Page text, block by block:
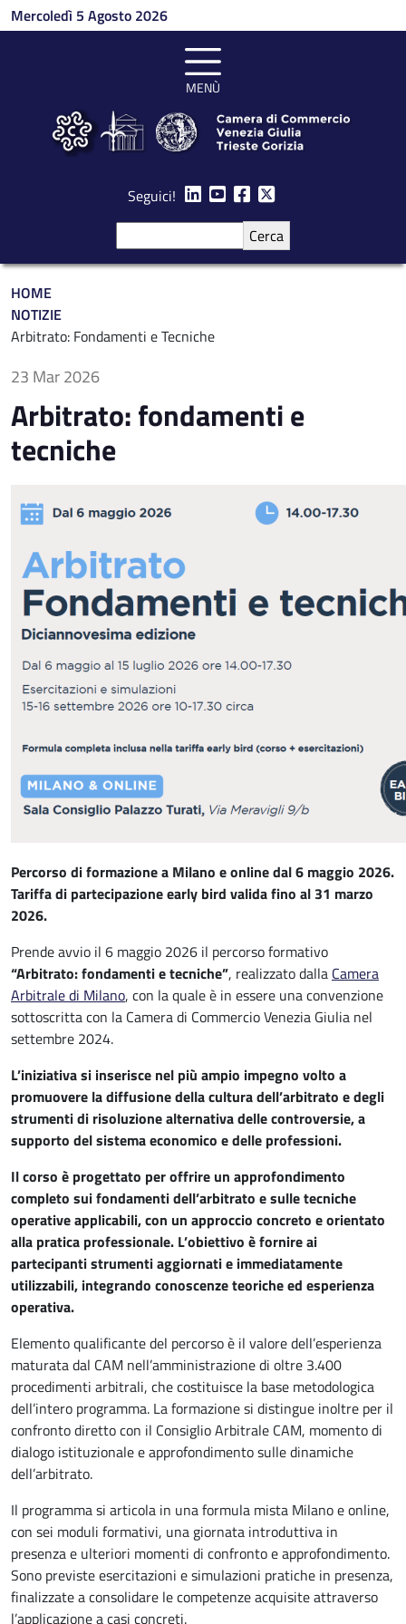
Salta al contenuto principale
Mercoledì 5 Agosto 2026
MENÙ
Seguici!
Briciole di pane
HOME
NOTIZIE
Arbitrato: Fondamenti e Tecniche
23 Mar 2026
Arbitrato: fondamenti e
tecniche
Percorso di formazione a Milano e online dal 6 maggio 2026.
Tariffa di partecipazione early bird valida fino al 31 marzo
2026.
Prende avvio il 6 maggio 2026 il percorso formativo
“Arbitrato: fondamenti e tecniche”, realizzato dalla Camera
Arbitrale di Milano, con la quale è in essere una convenzione
sottoscritta con la Camera di Commercio Venezia Giulia nel
settembre 2024.
L’iniziativa si inserisce nel più ampio impegno volto a
promuovere la diffusione della cultura dell’arbitrato e degli
strumenti di risoluzione alternativa delle controversie, a
supporto del sistema economico e delle professioni.
Il corso è progettato per offrire un approfondimento
completo suifondamenti dell’arbitrato e sulle tecniche
operative applicabili, con un approccio concreto e orientato
alla pratica professionale. L’obiettivo è fornire ai
partecipanti strumenti aggiornati e immediatamente
utilizzabili, integrando conoscenze teoriche ed esperienza
operativa.
Elemento qualificante del percorso è il valore dell’esperienza
maturata dal CAM nell’amministrazione di oltre 3.400
procedimenti arbitrali, che costituisce la base metodologica
dell’intero programma. La formazione si distingue inoltre per il
confronto diretto con il Consiglio Arbitrale CAM, momento di
dialogo istituzionale e approfondimento sulle dinamiche
dell’arbitrato.
Il programma si articola in una formula mista Milano e online,
con sei moduli formativi, una giornata introduttiva in
presenza e ulteriori momenti di confronto e approfondimento.
Sono previsteesercitazioni e simulazioni pratiche in presenza,
finalizzate a consolidare le competenze acquisite attraverso
l’applicazione a casi concreti.